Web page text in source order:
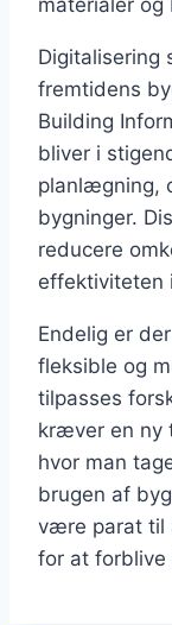
Digitalisering
fremtidens
Building
bliver i
planlægning,
bygninger.
reducere
effektiviteten
Endelig er
fleksible og
tilpasses
kræver en ny
hvor man
brugen af
være parat til
for at forblive